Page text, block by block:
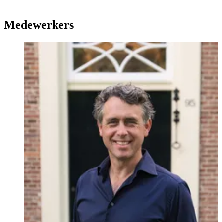
Drieklomp Makelaars en Rentmeesters heeft zes vestigingen:
Voorthuizen, Nunspeet, Oosterbeek, Gorssel, Zeist, en Laren (NH).
specialist te noemen op het gebied van bijzonder vastgoed.
Drieklomp Gorssel
Ons team in Gorssel staat onder leiding van directeur Arno
Oosterveld (NVM Register Makelaar Taxateur), met 17 jaar
ervaring in de Achterhoek. Verder bestaat het team uit, Jelmer
Harbers (NVM makelaar), Hanneke Dusseldorp-Kisjes
(Commercieel Medewerker Binnendienst), Marjolein Zwezerijn
(Commercieel Medewerker Binnendienst) .
Onze diensten
-Verkoopbemiddeling
-Aankoopbemiddeling
Medewerkers